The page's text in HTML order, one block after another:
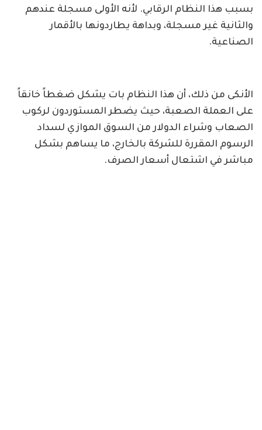
بسبب هذا النظام الرقابي. لأنه الأولى مسجلة عندهم
والثانية غير مسجلة، وبداهة يطاردونها بالأقمار
الصناعية.
الأنكى من ذلك، أن هذا النظام بات يشكل ضغطاً خانقاً
على العملة الصعبة، حيث يضطر المستوردون لركوب
الصعاب وشراء الدولار من السوق الموازي لسداد
الرسوم المقررة للشركة بالخارج، ما يساهم بشكل
مباشر في اشتعال أسعار الصرف.